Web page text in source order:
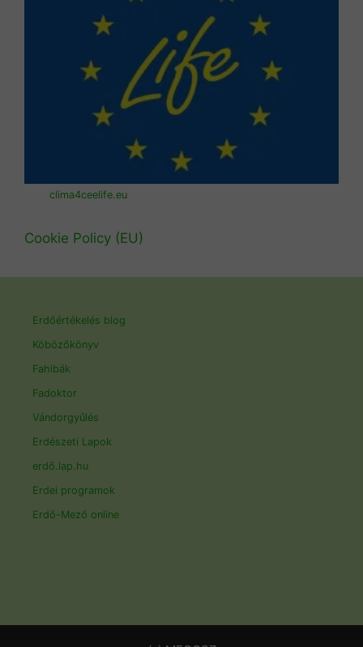
clima4ceelife.eu
Cookie Policy (EU)
Erdőértékelés blog
Köbözőkönyv
Fahibák
Fadoktor
Vándorgyűlés
Erdészeti Lapok
erdő.lap.hu
Erdei programok
Erdő-Mező online